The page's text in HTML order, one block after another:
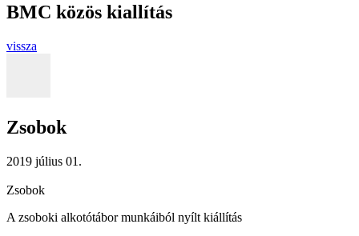
BMC közös kiallítás
vissza
Zsobok
2019 július 01.
Zsobok
A zsoboki alkotótábor munkáiból nyílt kiállítás